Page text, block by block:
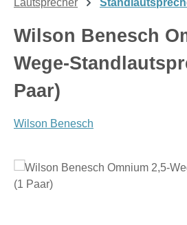
Wilson Benesch
Wege-
Paar)
Wilson Benesch
Bildergalerie überspringen